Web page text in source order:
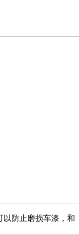
以防止磨损车漆，和